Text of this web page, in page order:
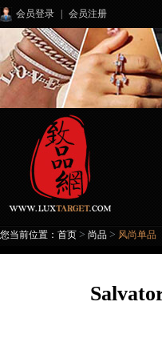
会员登录 会员注册
您当前位置： 首页 > 尚品 > 风尚单品